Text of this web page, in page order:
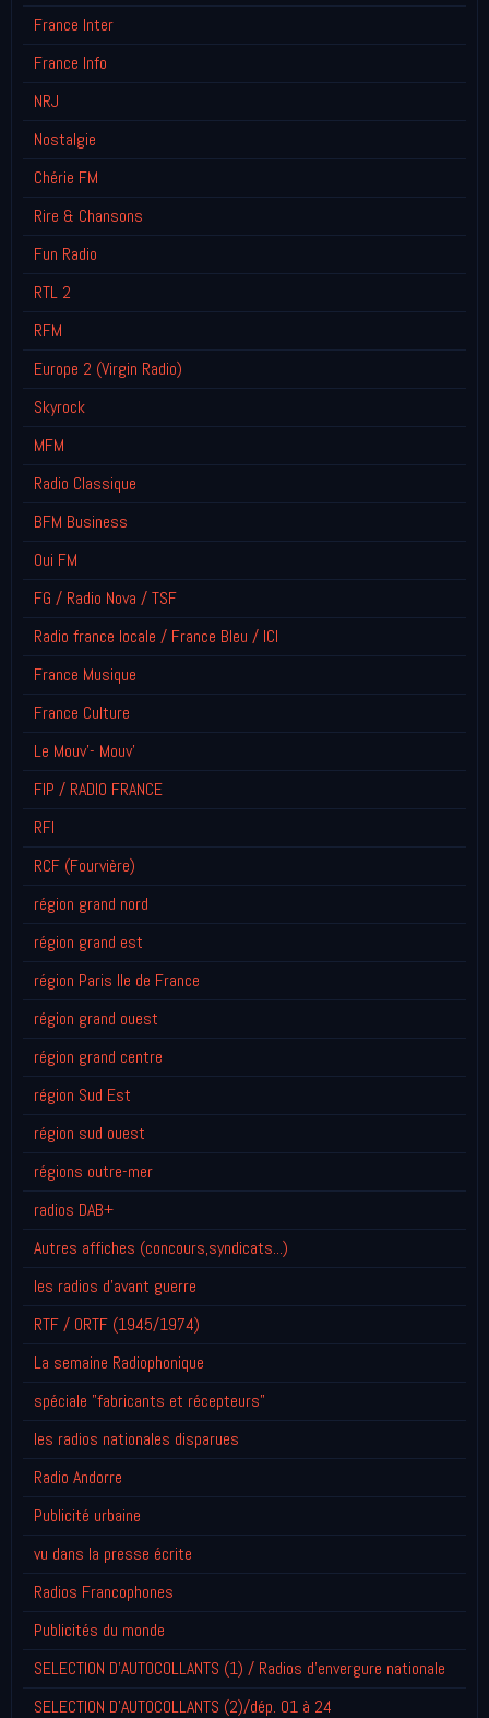
France Inter
France Info
NRJ
Nostalgie
Chérie FM
Rire & Chansons
Fun Radio
RTL 2
RFM
Europe 2 (Virgin Radio)
Skyrock
MFM
Radio Classique
BFM Business
Oui FM
FG / Radio Nova / TSF
Radio france locale / France Bleu / ICI
France Musique
France Culture
Le Mouv'- Mouv'
FIP / RADIO FRANCE
RFI
RCF (Fourvière)
région grand nord
région grand est
région Paris Ile de France
région grand ouest
région grand centre
région Sud Est
région sud ouest
régions outre-mer
radios DAB+
Autres affiches (concours,syndicats...)
les radios d'avant guerre
RTF / ORTF (1945/1974)
La semaine Radiophonique
spéciale "fabricants et récepteurs"
les radios nationales disparues
Radio Andorre
Publicité urbaine
vu dans la presse écrite
Radios Francophones
Publicités du monde
SELECTION D'AUTOCOLLANTS (1) / Radios d'envergure nationale
SELECTION D'AUTOCOLLANTS (2)/dép. 01 à 24